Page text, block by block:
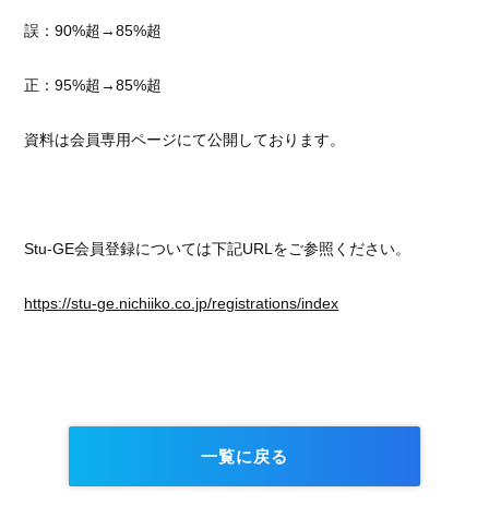
誤：90%超→85%超
正：95%超→85%超
資料は会員専用ページにて公開しております。
Stu-GE会員登録については下記URLをご参照ください。
https://stu-ge.nichiiko.co.jp/registrations/index
一覧に戻る